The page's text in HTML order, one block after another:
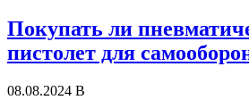
Покупать ли
пистолет для
08.08.2024 В